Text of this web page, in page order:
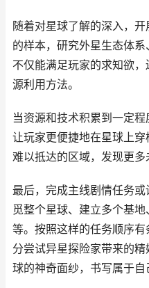
随着对星球了解的深入，
的样本，研究外星生态体
不仅能满足玩家的求知欲
源利用方法。
当资源和技术积累到一定
让玩家更便捷地在星球上
难以抵达的区域，发现更多
最后，完成主线剧情任务
觅整个星球、建立多个基
等。按照这样的任务顺序
分尝试异星探险家带来的
球的神奇面纱，书写属于自